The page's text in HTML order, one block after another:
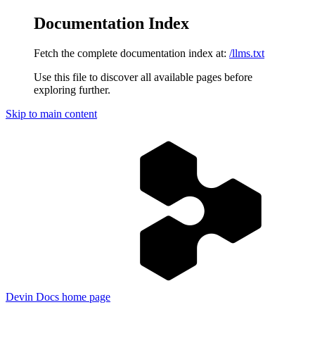
Documentation Index
Fetch the complete documentation index at: /llms.txt
Use this file to discover all available pages before
exploring further.
Skip to main content
Devin Docs home page